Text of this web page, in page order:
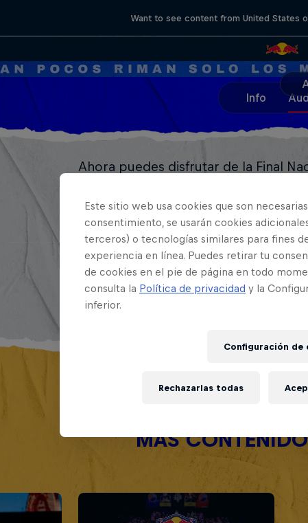
Want to see content from United States
Info
Ahora puedes disfrutar de la Final
Comparte este
MÁS
Este sitio web usa cookies que son
consentimiento, se usarán cookies
terceros) o tecnologías similares para fines
experiencia en línea. Puedes retirar tu
de cookies en el pie de página en todo
consulta la Política de privacidad y la
inferior.
Configuración de
Rechazarlas todas